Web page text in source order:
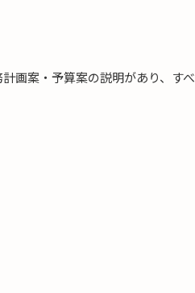
画案・予算案の説明があり、すべ